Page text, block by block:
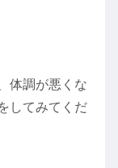
体調が悪くな
してみてくだ